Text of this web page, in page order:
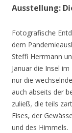
Ausstellung:
Fotografische
dem
Steffi Herrmann
Januar die Insel
nur die
auch abseits der
zuließ, die teils
Eises, der
und des Himmels.